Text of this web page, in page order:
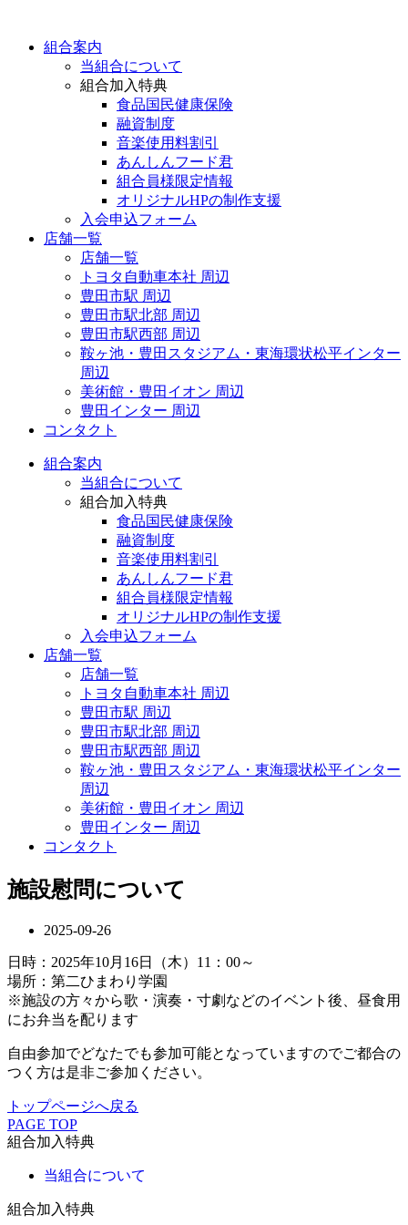
組合案内
当組合について
組合加入特典
食品国民健康保険
融資制度
音楽使用料割引
あんしんフード君
組合員様限定情報
オリジナルHPの制作支援
入会申込フォーム
店舗一覧
店舗一覧
トヨタ自動車本社 周辺
豊田市駅 周辺
豊田市駅北部 周辺
豊田市駅西部 周辺
鞍ヶ池・豊田スタジアム・東海環状松平インター
周辺
美術館・豊田イオン 周辺
豊田インター 周辺
コンタクト
組合案内
当組合について
組合加入特典
食品国民健康保険
融資制度
音楽使用料割引
あんしんフード君
組合員様限定情報
オリジナルHPの制作支援
入会申込フォーム
店舗一覧
店舗一覧
トヨタ自動車本社 周辺
豊田市駅 周辺
豊田市駅北部 周辺
豊田市駅西部 周辺
鞍ヶ池・豊田スタジアム・東海環状松平インター
周辺
美術館・豊田イオン 周辺
豊田インター 周辺
コンタクト
施設慰問について
2025-09-26
日時：2025年10月16日（木）11：00～
場所：第二ひまわり学園
※施設の方々から歌・演奏・寸劇などのイベント後、昼食用
にお弁当を配ります
自由参加でどなたでも参加可能となっていますのでご都合の
つく方は是非ご参加ください。
トップページへ戻る
PAGE TOP
組合加入特典
当組合について
組合加入特典